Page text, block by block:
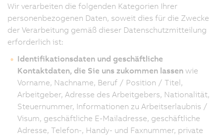
Wir verarbeiten die folgenden Kategorien Ihrer
personenbezogenen Daten, soweit dies für die Zwecke
der Verarbeitung gemäß dieser Datenschutzmitteilung
erforderlich ist:
Identifikationsdaten und geschäftliche
Kontaktdaten, die Sie uns zukommen lassen wie
Vorname, Nachname, Beruf / Position / Titel,
Arbeitgeber, Adresse des Arbeitgebers, Nationalität,
Steuernummer, Informationen zu Arbeitserlaubnis /
Visum, geschäftliche E-Mailadresse, geschäftliche
Adresse, Telefon-, Handy- und Faxnummer, private